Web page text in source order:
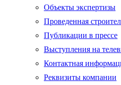
Объекты экспертизы
Проведенная
Публикации в прессе
Выступления на
Контактная
Реквизиты компании